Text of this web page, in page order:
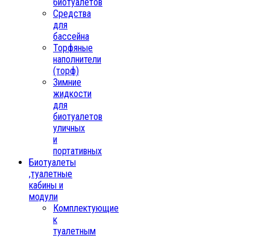
Средства
для
бассейна
Торфяные
наполнители
(торф)
Зимние
жидкости
для
биотуалетов
уличных
и
портативных
Биотуалеты
,туалетные
кабины и
модули
Комплектующие
к
туалетным